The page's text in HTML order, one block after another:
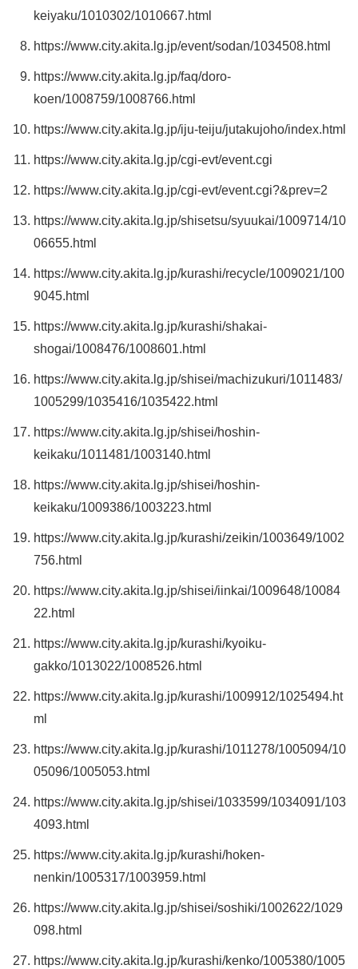
keiyaku/1010302/1010667.html
https://www.city.akita.lg.jp/event/sodan/1034508.html
https://www.city.akita.lg.jp/faq/doro-
koen/1008759/1008766.html
https://www.city.akita.lg.jp/iju-teiju/jutakujoho/index.html
https://www.city.akita.lg.jp/cgi-evt/event.cgi
https://www.city.akita.lg.jp/cgi-evt/event.cgi?&prev=2
https://www.city.akita.lg.jp/shisetsu/syuukai/1009714/10
06655.html
https://www.city.akita.lg.jp/kurashi/recycle/1009021/100
9045.html
https://www.city.akita.lg.jp/kurashi/shakai-
shogai/1008476/1008601.html
https://www.city.akita.lg.jp/shisei/machizukuri/1011483/
1005299/1035416/1035422.html
https://www.city.akita.lg.jp/shisei/hoshin-
keikaku/1011481/1003140.html
https://www.city.akita.lg.jp/shisei/hoshin-
keikaku/1009386/1003223.html
https://www.city.akita.lg.jp/kurashi/zeikin/1003649/1002
756.html
https://www.city.akita.lg.jp/shisei/iinkai/1009648/10084
22.html
https://www.city.akita.lg.jp/kurashi/kyoiku-
gakko/1013022/1008526.html
https://www.city.akita.lg.jp/kurashi/1009912/1025494.ht
ml
https://www.city.akita.lg.jp/kurashi/1011278/1005094/10
05096/1005053.html
https://www.city.akita.lg.jp/shisei/1033599/1034091/103
4093.html
https://www.city.akita.lg.jp/kurashi/hoken-
nenkin/1005317/1003959.html
https://www.city.akita.lg.jp/shisei/soshiki/1002622/1029
098.html
https://www.city.akita.lg.jp/kurashi/kenko/1005380/1005